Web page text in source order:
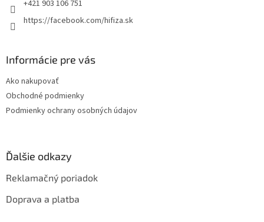
+421 903 106 751
https://facebook.com/hifiza.sk
Informácie pre vás
Ako nakupovať
Obchodné podmienky
Podmienky ochrany osobných údajov
Ďalšie odkazy
Reklamačný poriadok
Doprava a platba